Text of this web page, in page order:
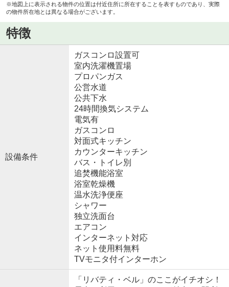
※地図上に表示される物件の位置は付近住所に所在することを表すものであり、実際
の物件所在地とは異なる場合がございます。
特徴
設備条件
ガスコンロ設置可
室内洗濯機置場
プロパンガス
公営水道
公共下水
24時間換気システム
電気有
ガスコンロ
対面式キッチン
カウンターキッチン
バス・トイレ別
追焚機能浴室
浴室乾燥機
温水洗浄便座
シャワー
独立洗面台
エアコン
インターネット対応
ネット使用料無料
TVモニタ付インターホン
「リバティ・ベル」のここがイチオシ！